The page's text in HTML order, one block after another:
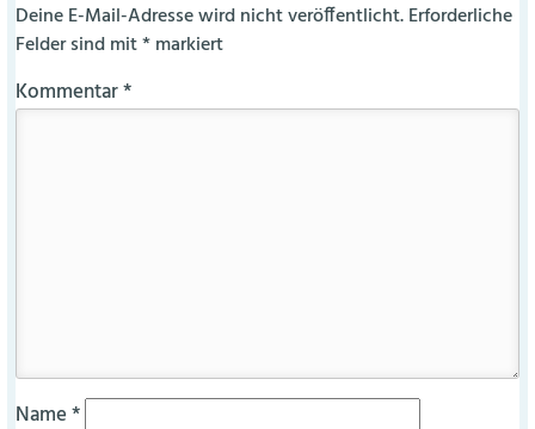
Deine E-Mail-Adresse wird nicht veröffentlicht. Erforderliche
Felder sind mit*markiert
Kommentar*
Name*